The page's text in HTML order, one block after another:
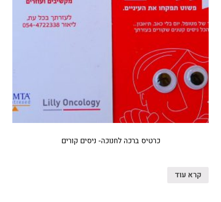
כרטיס ברכה לחנוכה- ניסים קורים
קרא עוד